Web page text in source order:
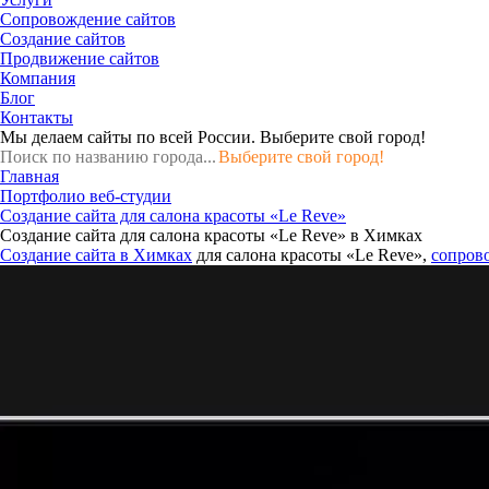
Сопровождение сайтов
Создание сайтов
Продвижение сайтов
Компания
Блог
Контакты
Мы делаем сайты по всей России. Выберите свой город!
Выберите свой город!
Главная
Портфолио веб-студии
Создание сайта для салона красоты «Le Reve»
Создание сайта для салона красоты «Le Reve» в Химках
Создание сайта в Химках для салона красоты «Le Reve»,